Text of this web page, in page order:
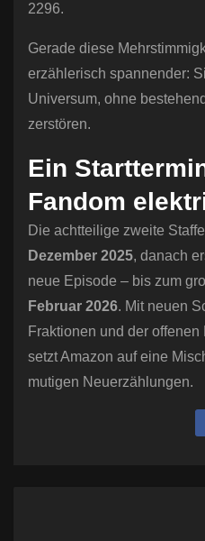
2296.
Gerade diese
erzählerisch spannender:
Universum, ohne
zerstören.
Ein
Fandom
Die achtteilige zweite
Dezember 2025, danach
neue Episode – bis zum
Februar 2026. Mit neuen
Fraktionen und der
setzt Amazon auf eine
mutigen Neuerzählungen.